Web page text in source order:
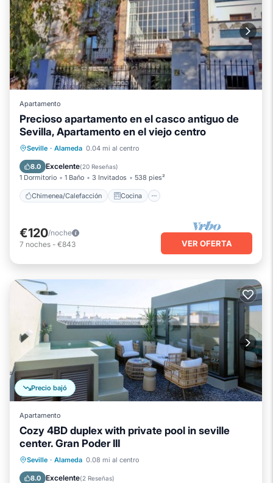
Apartamento
Precioso apartamento en el casco antiguo de
Sevilla, Apartamento en el viejo centro
Seville · Alameda 0.04 mi al centro
8.0 Excelente(20 Reseñas)
1 Dormitorio 1 Baño 3 Invitados 538 pies²
Chimenea/Calefacción Cocina
Chimenea/Calefacción
Aire acondicionado
€120/noche
7 noches - €843 VER OFERTA
Precio bajó
Apartamento
Cozy 4BD duplex with private pool in seville
center. Gran Poder III
Seville · Alameda 0.08 mi al centro
8.0 Excelente(2 Reseñas)
Piscina privada
Chimenea/Calefacción
Piscina
Balcón/Terraza